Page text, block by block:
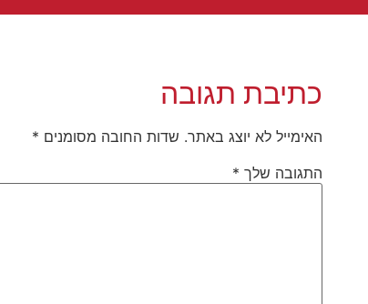
כתיבת תגובה
האימייל לא יוצג באתר. שדות החובה מסומנים *
התגובה שלך *